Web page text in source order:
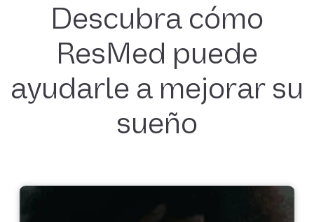
Descubra cómo
ResMed puede
ayudarle a mejorar su
sueño